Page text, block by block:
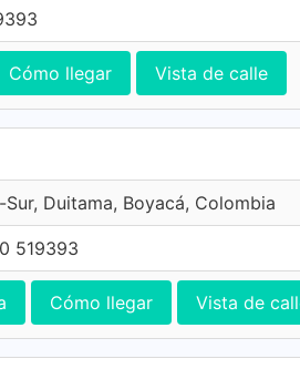
Cómo llegar Vista de calle
Duitama, Boyacá, Colombia
519393
Cómo llegar Vista de